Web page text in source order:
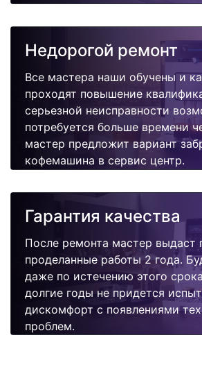
Недорогой ремонт
Все мастера наши обучены и
проходят повышение
серьезной неисправности
потребуется больше времени
мастер предложит вариант
кофемашина в сервис центр.
Гарантия качества
После ремонта мастер выдаст
проделанные работы 2 года.
даже по истечению этого
долгие годы не придется
дискомфорт с появлениями
проблем.